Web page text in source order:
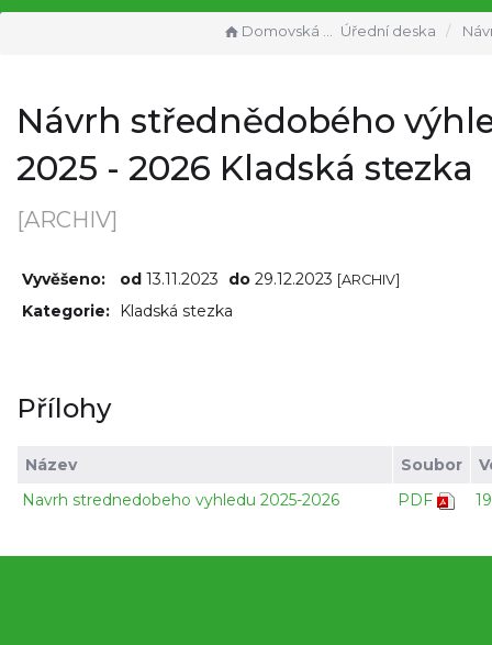
Domovská stránka Úřední deska Návrh
Návrh střednědobého
2025 - 2026 Kladská stezka
[ARCHIV]
Vyvěšeno: od 13.11.2023 do 29.12.2023 [ARCHIV]
Kategorie: Kladská stezka
Přílohy
Název Soubor
Navrh strednedobeho vyhledu 2025-2026
PDF